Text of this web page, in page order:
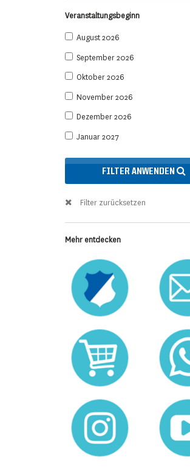
Veranstaltungsbeginn
August 2026
September 2026
Oktober 2026
November 2026
Dezember 2026
Januar 2027
FILTER ANWENDEN
Filter zurücksetzen
Mehr entdecken